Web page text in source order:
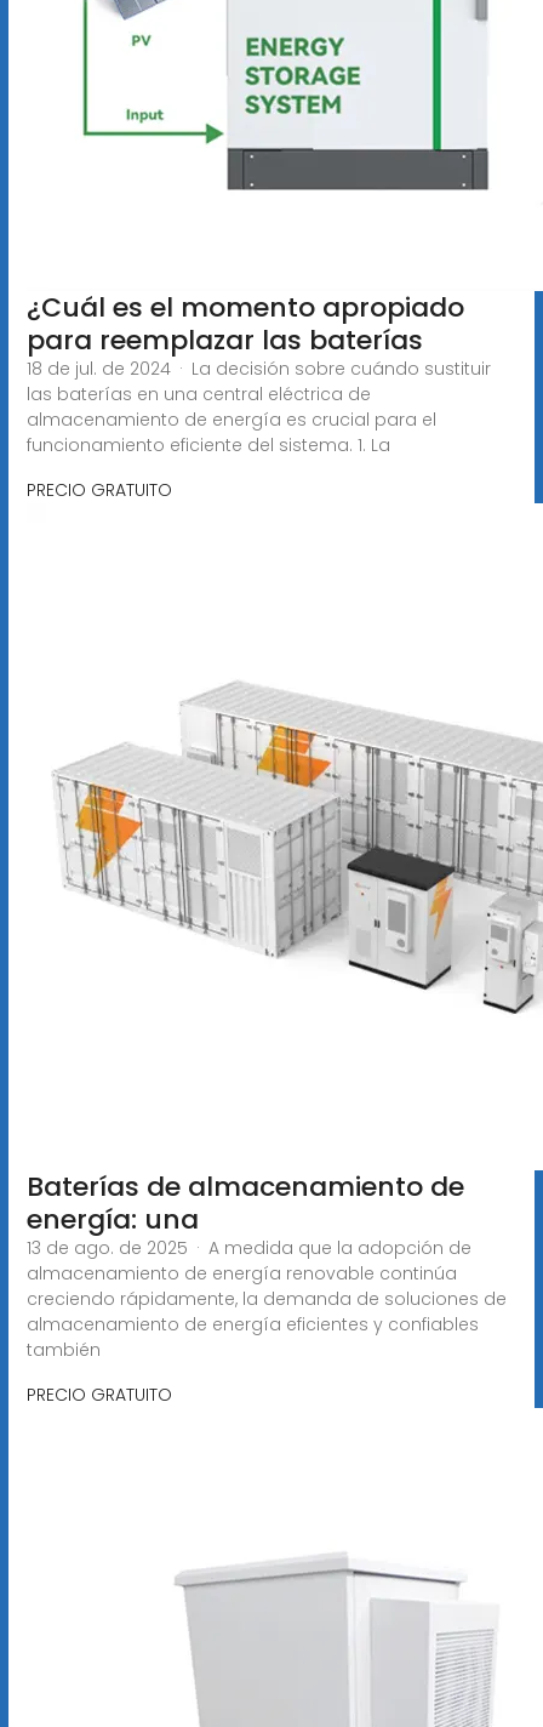
¿Cuál es el momento apropiado
para reemplazar las baterías
18 de jul. de 2024 · La decisión sobre cuándo sustituir
las baterías en una central eléctrica de
almacenamiento de energía es crucial para el
funcionamiento eficiente del sistema. 1. La
PRECIO GRATUITO
Baterías de almacenamiento de
energía: una
13 de ago. de 2025 · A medida que la adopción de
almacenamiento de energía renovable continúa
creciendo rápidamente, la demanda de soluciones de
almacenamiento de energía eficientes y confiables
también
PRECIO GRATUITO